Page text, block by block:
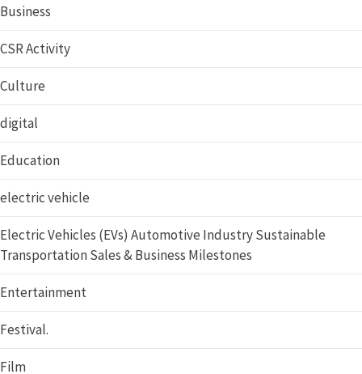
Business
CSR Activity
Culture
digital
Education
electric vehicle
Electric Vehicles (EVs) Automotive Industry Sustainable
Transportation Sales & Business Milestones
Entertainment
Festival.
Film